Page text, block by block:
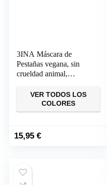
3INA Máscara de
Pestañas vegana, sin
crueldad animal,
VER TODOS LOS
COLORES
15,95€